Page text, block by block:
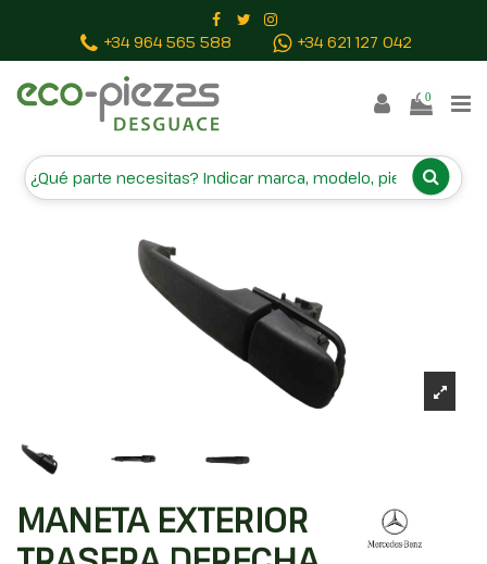
+34 964 565 588 +34 621 127 042
0
MANETA EXTERIOR TRASERA
MANETA EXTERIOR